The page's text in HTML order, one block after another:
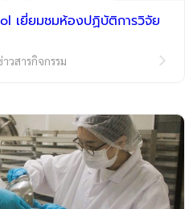
เยี่ยมชมห้องปฏิบัติการวิจัย
าวสารกิจกรรม